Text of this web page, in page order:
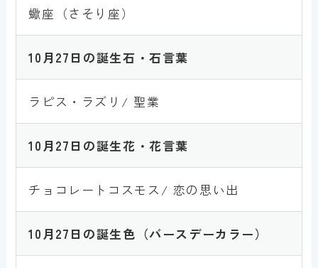
蠍座（さそり座）
10月27 日 の誕生石・石言葉
ラピス・ラズリ/ 聖業
10月27 日 の誕生花・花言葉
チョコレートコスモス/ 恋の思い出
10月27日 の誕生色 （バースデーカラー）